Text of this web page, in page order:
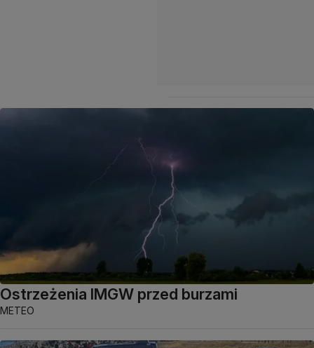
Ostrzeżenia IMGW przed burzami
METEO